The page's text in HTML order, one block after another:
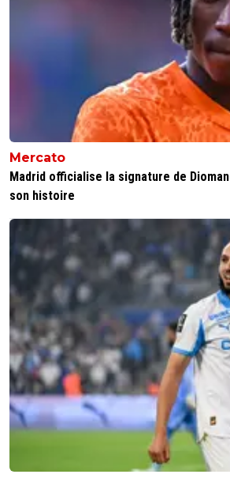
Mercato
Madrid officialise la signature de
son histoire